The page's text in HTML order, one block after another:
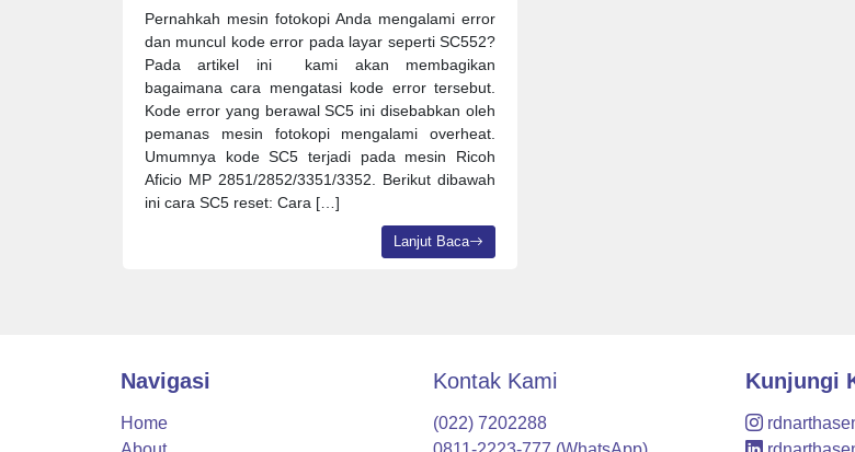
Pernahkah mesin fotokopi Anda mengalami error
dan muncul kode error pada layar seperti SC552?
Pada artikel ini kami akan membagikan
bagaimana cara mengatasi kode error tersebut.
Kode error yang berawal SC5 ini disebabkan oleh
pemanas mesin fotokopi mengalami overheat.
Umumnya kode SC5 terjadi pada mesin Ricoh
Aficio MP 2851/2852/3351/3352. Berikut dibawah
ini cara SC5 reset: Cara […]
Lanjut Baca
Navigasi
Home
Kontak Kami
(022) 7202288
Kunjungi